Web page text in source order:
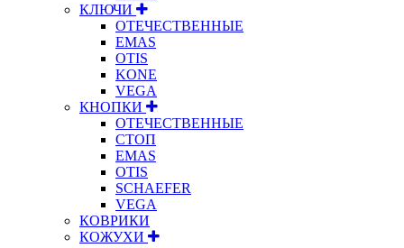
КЛЮЧИ
ОТЕЧЕСТВЕННЫЕ
EMAS
OTIS
KONE
VEGA
КНОПКИ
ОТЕЧЕСТВЕННЫЕ
СТОП
EMAS
OTIS
SCHAEFER
VEGA
КОВРИКИ
КОЖУХИ